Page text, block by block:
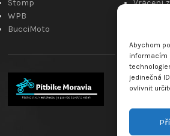
Abychom
informacím
jedinečná
ovlivnit
Stomp
WPB
BucciMoto
Vrácení
Blog
Zpětný
Zásady